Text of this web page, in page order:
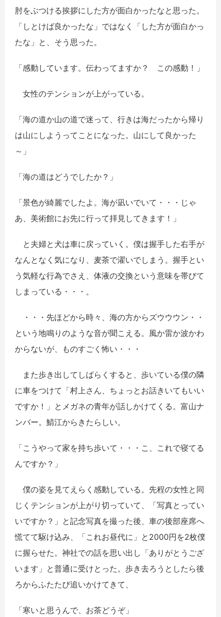
肘をぶつける挨拶にした方が面白かったなと思った。
「しとけば良かったな」ではなく「した方が面白かっ
たな」と、そう思った。
「感動しています。伝わってますか？ この感動！」
女性のテンションが上がっている。
「海の道か山の道で迷って、行きは海だったから帰り
は山にしようってことになった。山にして良かった
～」
「海の道はどうでしたか？」
「景色が綺麗でしたよ。海が凪いでいて・・・じゃ
あ、美術館にお先に行って拝見してきます！」
と夫婦と犬は車に戻っていく。僕は握手した右手が
なんとなく気になり、麦茶で濯いでしまう。握手とい
う気軽な行為でさえ、体液の交換という意味を帯びて
しまっている・・・。
・・・先ほどから時々、海の方からズウウウン・・
という地鳴りのような音が聞こえる。風か雷か波かわ
からないが、ものすごく怖い・・・
また歩き出してしばらくすると、歩いている僕の隣
に車をつけて「村上さん、ちょっとお話きいてもいい
ですか！」とメガネの青年が話しかけてくる。富山ナ
ンバー。鯖江からきたらしい。
「こうやって家を持ち歩いて・・・こ、これで寝てる
んですか？」
僕の姿を見てえらく感動している。先程の女性と同
じくテンションが上がり切っていて、「写真とってい
いですか？」と記念写真を撮った後、車の後部座席へ
慌てて駆け込み、「これお昼代に」と2000円を2枚僕
に握らせた。神社での話を思い出し「ありがとうござ
います」と普通に受けとった。歩き去ろうとしたら後
ろからふたたび追いかけてきて、
「寒いと思うんで、お茶どうぞ」